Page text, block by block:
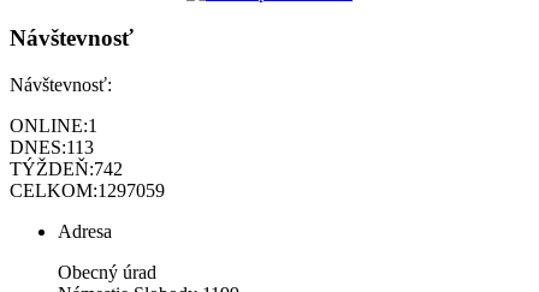
Návštevnosť
Návštevnosť:
ONLINE:1
DNES:113
TÝŽDEŇ:742
CELKOM:1297059
Adresa
Obecný úrad